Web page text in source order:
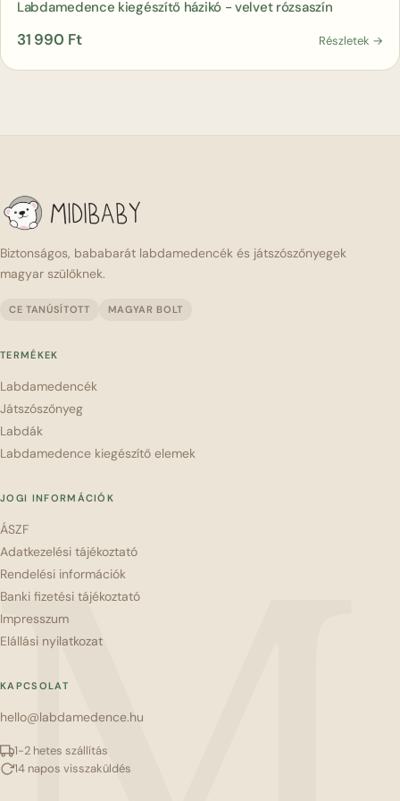
Labdamedence kiegészítő házikó - velvet rózsaszín
31 990 Ft Részletek →
Biztonságos, bababarát labdamedencék és játszószőnyegek
magyar szülőknek.
CE TANÚSÍTOTT MAGYAR BOLT
TERMÉKEK
Labdamedencék
Játszószőnyeg
Labdák
Labdamedence kiegészítő elemek
JOGI INFORMÁCIÓK
ÁSZF
Adatkezelési tájékoztató
Rendelési információk
Banki fizetési tájékoztató
Impresszum
Elállási nyilatkozat
KAPCSOLAT
hello@labdamedence.hu
1-2 hetes szállítás
14 napos visszaküldés